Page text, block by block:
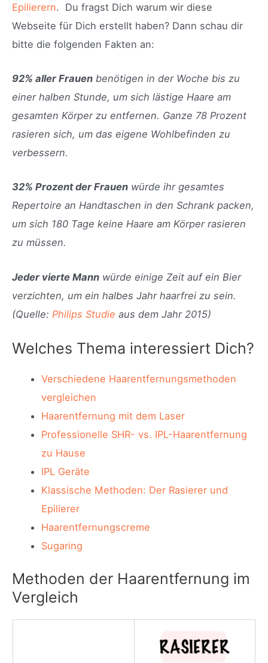
Epilierern. Du fragst Dich warum wir diese
Webseite für Dich erstellt haben? Dann schau dir
bitte die folgenden Fakten an:
92% aller Frauen benötigen in der Woche bis zu
einer halben Stunde, um sich lästige Haare am
gesamten Körper zu entfernen. Ganze 78 Prozent
rasieren sich, um das eigene Wohlbefinden zu
verbessern.
32% Prozent der Frauen würde ihr gesamtes
Repertoire an Handtaschen in den Schrank packen,
um sich 180 Tage keine Haare am Körper rasieren
zu müssen.
Jeder vierte Mann würde einige Zeit auf ein Bier
verzichten, um ein halbes Jahr haarfrei zu sein.
(Quelle: Philips Studie aus dem Jahr 2015)
Welches Thema interessiert Dich?
Verschiedene Haarentfernungsmethoden
vergleichen
Haarentfernung mit dem Laser
Professionelle SHR- vs. IPL-Haarentfernung
zu Hause
IPL Geräte
Klassische Methoden: Der Rasierer und
Epilierer
Haarentfernungscreme
Sugaring
Methoden der Haarentfernung im
Vergleich